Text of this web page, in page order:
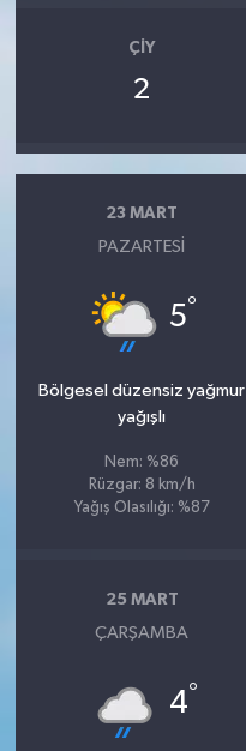
ÇIY
2
23 MART
PAZARTESI
5°
Bölgesel düzensiz yağmur
yağışlı
Nem: %86
Rüzgar: 8 km/h
Yağış Olasılığı: %87
25 MART
ÇARŞAMBA
4°